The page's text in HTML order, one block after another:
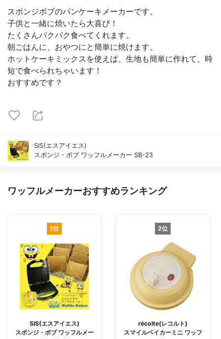
スポンジボブのパンケーキメーカーです。
子供と一緒に焼いたら大喜び！
たくさんパクパク食べてくれます。
朝ごはんに、おやつにと簡単に焼けます。
ホットケーキミックスを使えば、生地も簡単に作れて、時
短で食べられちゃいます！
おすすめです？
SIS(エスアイエス)
スポンジ・ボブ ワッフルメーカー SB-23
ワッフルメーカーおすすめランキング
1位
SIS(エスアイエス)
スポンジ・ボブ ワッフルメー
2位
récolte(レコルト)
スマイルベイカーミニ ワッフ